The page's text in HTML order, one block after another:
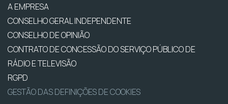
A EMPRESA
CONSELHO GERAL INDEPENDENTE
CONSELHO DE OPINIÃO
CONTRATO DE CONCESSÃO DO SERVIÇO PÚBLICO DE
RÁDIO E TELEVISÃO
RGPD
GESTÃO DAS DEFINIÇÕES DE COOKIES